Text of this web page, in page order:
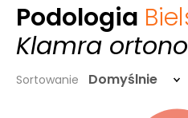
Podologia
Klamra
Sortowanie Domyślnie